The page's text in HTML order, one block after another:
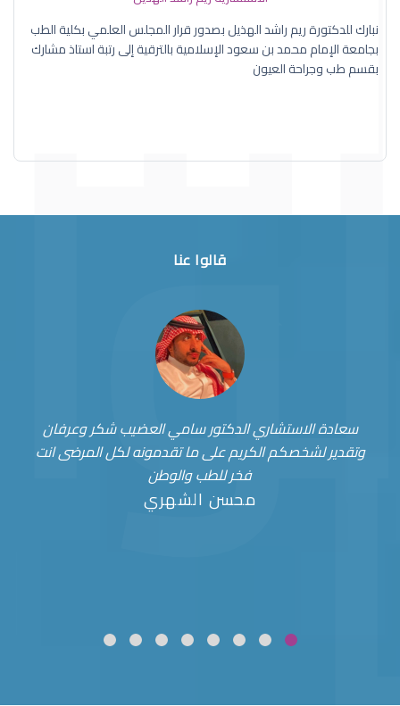
نبارك للدكتورة ريم راشد الهذيل بصدور قرار المجلس العلمي بكلية الطب
بجامعة الإمام محمد بن سعود الإسلامية بالترقية إلى رتبة استاذ مشارك
بقسم طب وجراحة العيون
قالوا عنا
سعادة الاستشاري الدكتور سامي العضيب شكر وعرفان
وتقدير لشخصكم الكريم على ما تقدمونه لكل المرضى انت
فخر للطب والوطن
محسن الشهري